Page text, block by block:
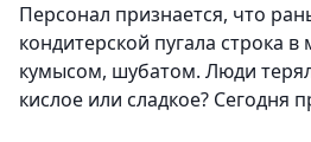
Персонал признается, что
кондитерской пугала строка
кумысом, шубатом. Люди
кислое или сладкое? Сегодня